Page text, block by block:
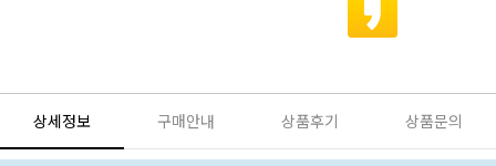
상세정보 구매안내 상품후기 상품문의